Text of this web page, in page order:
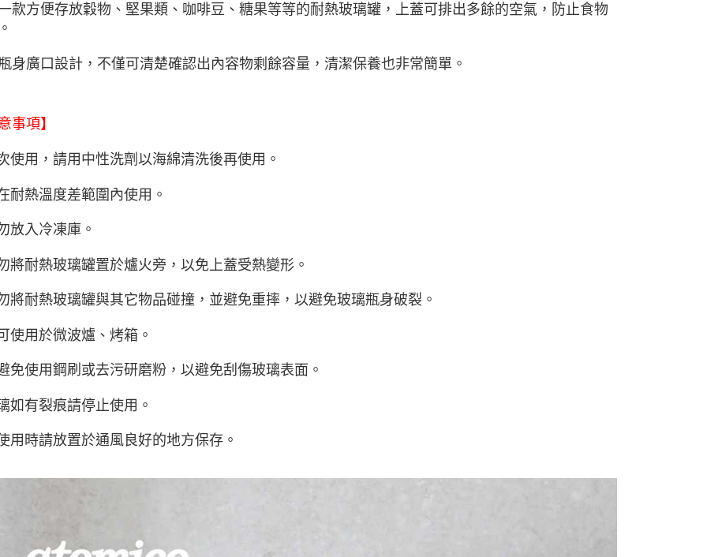
款方便存放穀物、堅果類、咖啡豆、糖果等等的耐熱玻璃罐，上蓋可排出多餘的空氣，防止食物
身廣口設計，不僅可清楚確認出內容物剩餘容量，清潔保養也非常簡單。
事項】
使用，請用中性洗劑以海綿清洗後再使用。
耐熱溫度差範圍內使用。
放入冷凍庫。
將耐熱玻璃罐置於爐火旁，以免上蓋受熱變形。
將耐熱玻璃罐與其它物品碰撞，並避免重摔，以避免玻璃瓶身破裂。
使用於微波爐、烤箱。
免使用鋼刷或去污研磨粉，以避免刮傷玻璃表面。
如有裂痕請停止使用。
用時請放置於通風良好的地方保存。